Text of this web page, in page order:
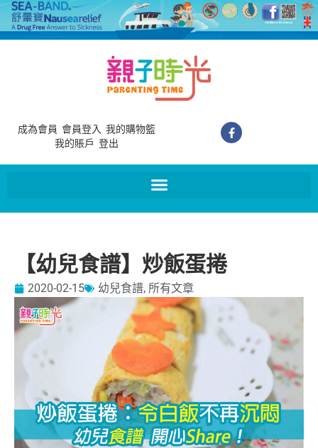
成為會員 會員登入 我的購物籃
我的賬戶 登出
【幼兒食譜】炒飯蛋捲
2020-02-15 幼兒食譜, 所有文章